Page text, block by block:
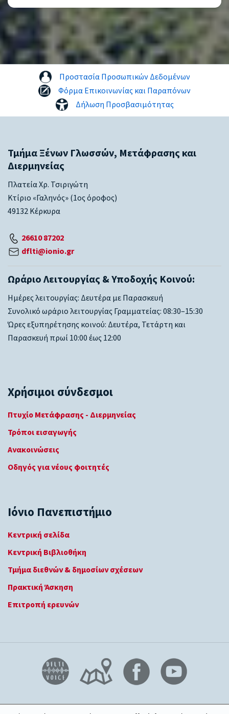
Προστασία Προσωπικών Δεδομένων
Φόρμα Επικοινωνίας και Παραπόνων
Δήλωση Προσβασιμότητας
Τμήμα Ξένων Γλωσσών, Μετάφρασης και
Διερμηνείας
Πλατεία Χρ. Τσιριγώτη
Κτίριο «Γαληνός» (1ος όροφος)
49132 Κέρκυρα
26610 87202
dflti@ionio.gr
Ωράριο Λειτουργίας & Υποδοχής Κοινού:
Ημέρες λειτουργίας: Δευτέρα με Παρασκευή
Συνολικό ωράριο λειτουργίας Γραμματείας: 08:30–15:30
Ώρες εξυπηρέτησης κοινού: Δευτέρα, Τετάρτη και
Παρασκευή πρωί 10:00 έως 12:00
Χρήσιμοι σύνδεσμοι
Πτυχίο Μετάφρασης - Διερμηνείας
Τρόποι εισαγωγής
Ανακοινώσεις
Οδηγός για νέους φοιτητές
Ιόνιο Πανεπιστήμιο
Κεντρική σελίδα
Κεντρική Βιβλιοθήκη
Τμήμα διεθνών & δημοσίων σχέσεων
Πρακτική Άσκηση
Επιτροπή ερευνών